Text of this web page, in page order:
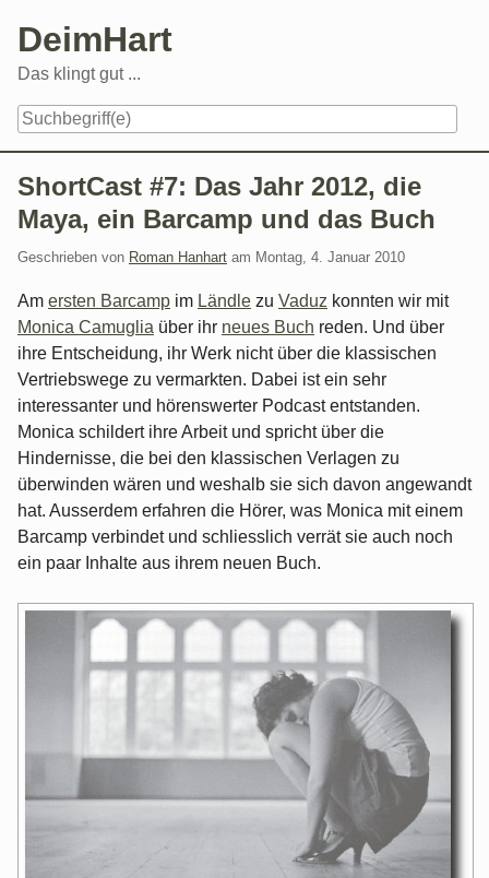
content
DeimHart
Das klingt gut ...
ShortCast #7: Das Jahr 2012, die
Maya, ein Barcamp und das Buch
Geschrieben von Roman Hanhart am Montag, 4. Januar 2010
Am ersten Barcamp im Ländle zu Vaduz konnten wir mit
Monica Camuglia über ihr neues Buch reden. Und über
ihre Entscheidung, ihr Werk nicht über die klassischen
Vertriebswege zu vermarkten. Dabei ist ein sehr
interessanter und hörenswerter Podcast entstanden.
Monica schildert ihre Arbeit und spricht über die
Hindernisse, die bei den klassischen Verlagen zu
überwinden wären und weshalb sie sich davon angewandt
hat. Ausserdem erfahren die Hörer, was Monica mit einem
Barcamp verbindet und schliesslich verrät sie auch noch
ein paar Inhalte aus ihrem neuen Buch.